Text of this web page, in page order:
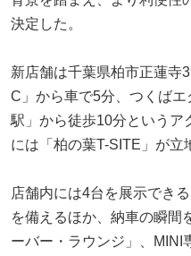
決定した。
新店舗は千葉県柏市正蓮寺
C」から車で5分、つくば
駅」から徒歩10分というア
には「柏の葉T-SITE」が立
店舗内には4台を展示でき
を備えるほか、納車の瞬間
ーバー・ラウンジ」、MINI